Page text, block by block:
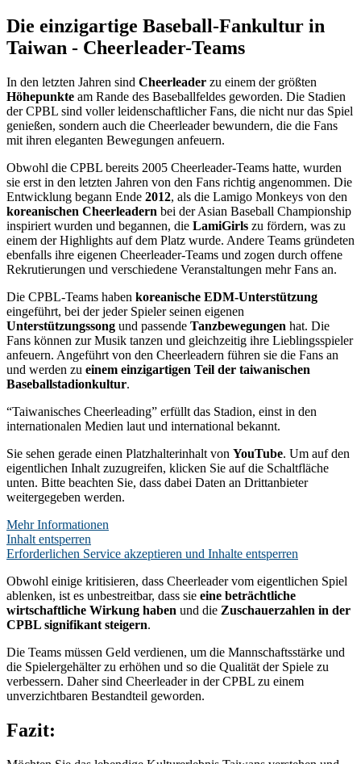
Die einzigartige Baseball-Fankultur in
Taiwan - Cheerleader-Teams
In den letzten Jahren sind Cheerleader zu einem der größten
Höhepunkte am Rande des Baseballfeldes geworden. Die Stadien
der CPBL sind voller leidenschaftlicher Fans, die nicht nur das Spiel
genießen, sondern auch die Cheerleader bewundern, die die Fans
mit ihren eleganten Bewegungen anfeuern.
Obwohl die CPBL bereits 2005 Cheerleader-Teams hatte, wurden
sie erst in den letzten Jahren von den Fans richtig angenommen. Die
Entwicklung begann Ende 2012, als die Lamigo Monkeys von den
koreanischen Cheerleadern bei der Asian Baseball Championship
inspiriert wurden und begannen, die LamiGirls zu fördern, was zu
einem der Highlights auf dem Platz wurde. Andere Teams gründeten
ebenfalls ihre eigenen Cheerleader-Teams und zogen durch offene
Rekrutierungen und verschiedene Veranstaltungen mehr Fans an.
Die CPBL-Teams haben koreanische EDM-Unterstützung
eingeführt, bei der jeder Spieler seinen eigenen
Unterstützungssong und passende Tanzbewegungen hat. Die
Fans können zur Musik tanzen und gleichzeitig ihre Lieblingsspieler
anfeuern. Angeführt von den Cheerleadern führen sie die Fans an
und werden zu einem einzigartigen Teil der taiwanischen
Baseballstadionkultur.
“Taiwanisches Cheerleading” erfüllt das Stadion, einst in den
internationalen Medien laut und international bekannt.
Sie sehen gerade einen Platzhalterinhalt von YouTube. Um auf den
eigentlichen Inhalt zuzugreifen, klicken Sie auf die Schaltfläche
unten. Bitte beachten Sie, dass dabei Daten an Drittanbieter
weitergegeben werden.
Mehr Informationen
Inhalt entsperren
Erforderlichen Service akzeptieren und Inhalte entsperren
Obwohl einige kritisieren, dass Cheerleader vom eigentlichen Spiel
ablenken, ist es unbestreitbar, dass sie eine beträchtliche
wirtschaftliche Wirkung haben und die Zuschauerzahlen in der
CPBL signifikant steigern.
Die Teams müssen Geld verdienen, um die Mannschaftsstärke und
die Spielergehälter zu erhöhen und so die Qualität der Spiele zu
verbessern. Daher sind Cheerleader in der CPBL zu einem
unverzichtbaren Bestandteil geworden.
Fazit: